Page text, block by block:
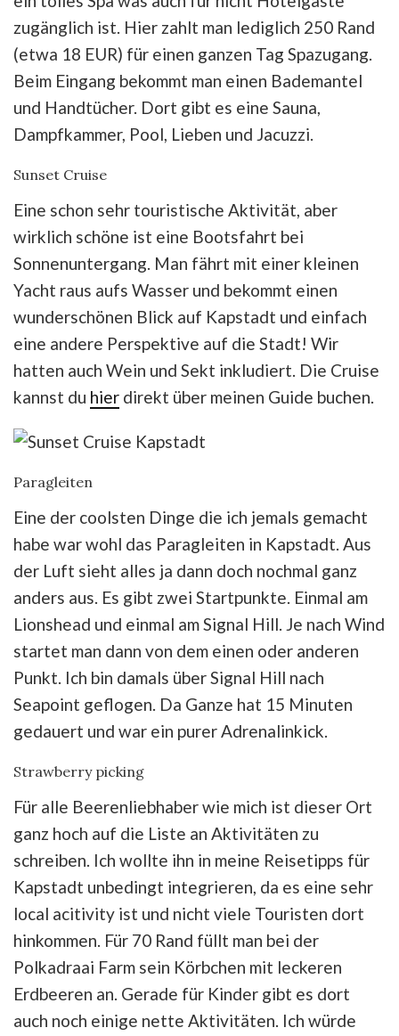
zugänglich ist. Hier zahlt man lediglich 250 Rand
(etwa 18 EUR) für einen ganzen Tag Spazugang.
Beim Eingang bekommt man einen Bademantel
und Handtücher. Dort gibt es eine Sauna,
Dampfkammer, Pool, Lieben und Jacuzzi.
Sunset Cruise
Eine schon sehr touristische Aktivität, aber
wirklich schöne ist eine Bootsfahrt bei
Sonnenuntergang. Man fährt mit einer kleinen
Yacht raus aufs Wasser und bekommt einen
wunderschönen Blick auf Kapstadt und einfach
eine andere Perspektive auf die Stadt! Wir
hatten auch Wein und Sekt inkludiert. Die Cruise
kannst du hier direkt über meinen Guide buchen.
Paragleiten
Eine der coolsten Dinge die ich jemals gemacht
habe war wohl das Paragleiten in Kapstadt. Aus
der Luft sieht alles ja dann doch nochmal ganz
anders aus. Es gibt zwei Startpunkte. Einmal am
Lionshead und einmal am Signal Hill. Je nach Wind
startet man dann von dem einen oder anderen
Punkt. Ich bin damals über Signal Hill nach
Seapoint geflogen. Da Ganze hat 15 Minuten
gedauert und war ein purer Adrenalinkick.
Strawberry picking
Für alle Beerenliebhaber wie mich ist dieser Ort
ganz hoch auf die Liste an Aktivitäten zu
schreiben. Ich wollte ihn in meine Reisetipps für
Kapstadt unbedingt integrieren, da es eine sehr
local acitivity ist und nicht viele Touristen dort
hinkommen. Für 70 Rand füllt man bei der
Polkadraai Farm sein Körbchen mit leckeren
Erdbeeren an. Gerade für Kinder gibt es dort
auch noch einige nette Aktivitäten. Ich würde